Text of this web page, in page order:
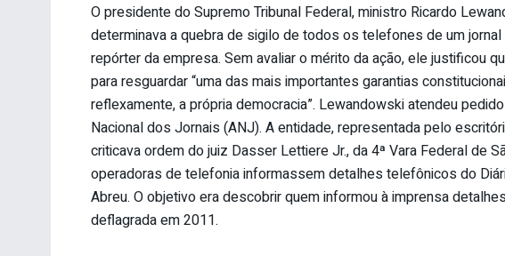
O presidente do Supremo Tribunal Federal, ministro Ricardo
determinava a quebra de sigilo de todos os telefones de um
repórter da empresa. Sem avaliar o mérito da ação, ele justificou
para resguardar “uma das mais importantes garantias
reflexamente, a própria democracia”. Lewandowski atendeu
Nacional dos Jornais (ANJ). A entidade, representada pelo
criticava ordem do juiz Dasser Lettiere Jr., da 4ª Vara Federal de
operadoras de telefonia informassem detalhes telefônicos do
Abreu. O objetivo era descobrir quem informou à imprensa
deflagrada em 2011.